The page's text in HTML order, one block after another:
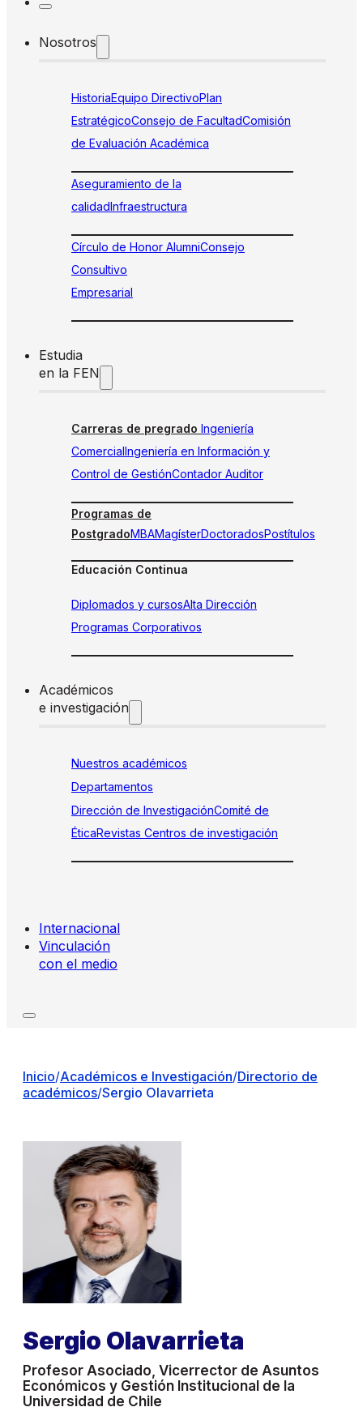
Nosotros
HistoriaEquipo DirectivoPlan
EstratégicoConsejo de FacultadComisión
de Evaluación Académica
Aseguramiento de la
calidadInfraestructura
Círculo de Honor AlumniConsejo
Consultivo
Empresarial
Estudia
en la FEN
Carreras de pregrado Ingeniería
ComercialIngeniería en Información y
Control de GestiónContador Auditor
Programas de
PostgradoMBAMagísterDoctoradosPostítulos
Educación Continua
Diplomados y cursosAlta Dirección
Programas Corporativos
Académicos
e investigación
Nuestros académicos
Departamentos
Dirección de InvestigaciónComité de
ÉticaRevistas Centros de investigación
Internacional
Vinculación
con el medio
Inicio/Académicos e Investigación/Directorio de
académicos/Sergio Olavarrieta
Sergio Olavarrieta
Profesor Asociado, Vicerrector de Asuntos
Económicos y Gestión Institucional de la
Universidad de Chile